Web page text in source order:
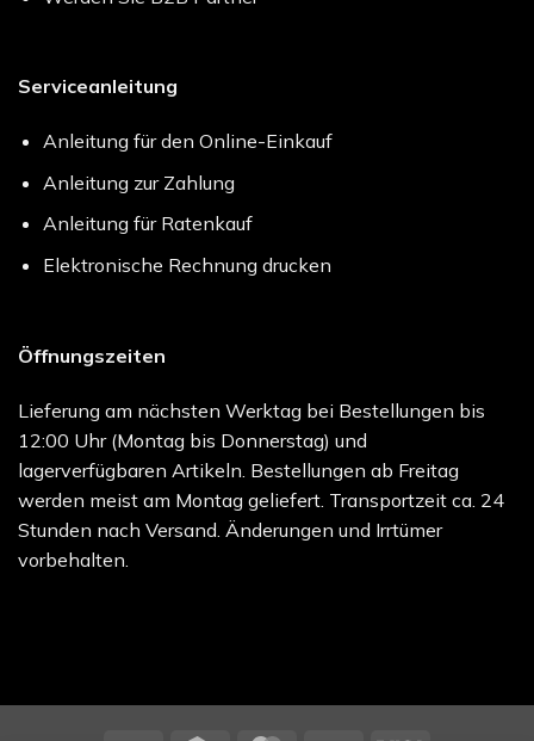
Serviceanleitung
Anleitung für den Online-Einkauf
Anleitung zur Zahlung
Anleitung für Ratenkauf
Elektronische Rechnung drucken
Öffnungszeiten
Lieferung am nächsten Werktag bei Bestellungen bis
12:00 Uhr (Montag bis Donnerstag) und
lagerverfügbaren Artikeln. Bestellungen ab Freitag
werden meist am Montag geliefert. Transportzeit ca. 24
Stunden nach Versand. Änderungen und Irrtümer
vorbehalten.